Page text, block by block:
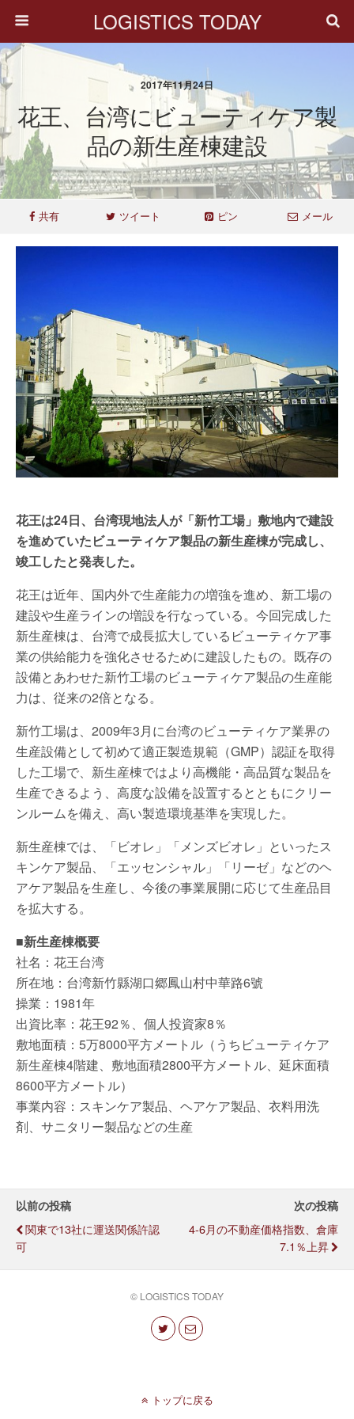
LOGISTICS TODAY
2017年11月24日
花王、台湾にビューティケア製
品の新生産棟建設
共有 ツイート ピン メール
花王は24日、台湾現地法人が「新竹工場」敷地内で建設
を進めていたビューティケア製品の新生産棟が完成し、
竣工したと発表した。
花王は近年、国内外で生産能力の増強を進め、新工場の
建設や生産ラインの増設を行なっている。今回完成した
新生産棟は、台湾で成長拡大しているビューティケア事
業の供給能力を強化させるために建設したもの。既存の
設備とあわせた新竹工場のビューティケア製品の生産能
力は、従来の2倍となる。
新竹工場は、2009年3月に台湾のビューティケア業界の
生産設備として初めて適正製造規範（GMP）認証を取得
した工場で、新生産棟ではより高機能・高品質な製品を
生産できるよう、高度な設備を設置するとともにクリー
ンルームを備え、高い製造環境基準を実現した。
新生産棟では、「ビオレ」「メンズビオレ」といったス
キンケア製品、「エッセンシャル」「リーゼ」などのヘ
アケア製品を生産し、今後の事業展開に応じて生産品目
を拡大する。
■新生産棟概要
社名：花王台湾
所在地：台湾新竹縣湖口郷鳳山村中華路6號
操業：1981年
出資比率：花王92％、個人投資家8％
敷地面積：5万8000平方メートル（うちビューティケア
新生産棟4階建、敷地面積2800平方メートル、延床面積
8600平方メートル）
事業内容：スキンケア製品、ヘアケア製品、衣料用洗
剤、サニタリー製品などの生産
以前の投稿
関東で13社に運送関係許認
可
次の投稿
4-6月の不動産価格指数、倉庫
7.1％上昇
© LOGISTICS TODAY
トップに戻る